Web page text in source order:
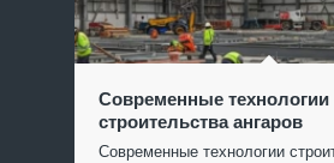
Современные технологии
строительства ангаров
Современные технологии